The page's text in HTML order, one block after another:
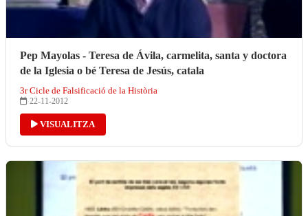
Pep Mayolas - Teresa de Ávila, carmelita, santa y doctora
de la Iglesia o bé Teresa de Jesús, catala
3r Cicle de Falsificació de la Història
22-11-2012
VISUALITZA